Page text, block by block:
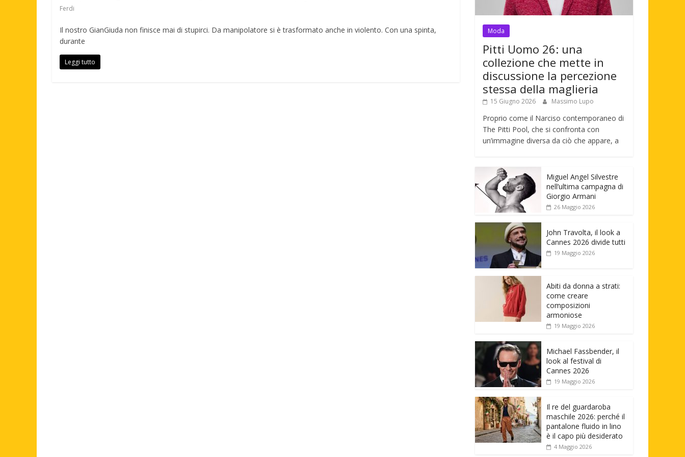
Ferdi
Il nostro GianGiuda non finisce mai di stupirci. Da manipolatore si è trasformato anche in violento. Con una spinta,
durante
Leggi tutto
Moda
Pitti Uomo 26: una
collezione che mette in
discussione la percezione
stessa della maglieria
15 Giugno 2026 Massimo Lupo
Proprio come il Narciso contemporaneo di
The Pitti Pool, che si confronta con
un’immagine diversa da ciò che appare, a
Miguel Angel Silvestre
nell’ultima campagna di
Giorgio Armani
26 Maggio 2026
John Travolta, il look a
Cannes 2026 divide tutti
19 Maggio 2026
Abiti da donna a strati:
come creare
composizioni
armoniose
19 Maggio 2026
Michael Fassbender, il
look al festival di
Cannes 2026
19 Maggio 2026
Il re del guardaroba
maschile 2026: perché il
pantalone fluido in lino
è il capo più desiderato
4 Maggio 2026